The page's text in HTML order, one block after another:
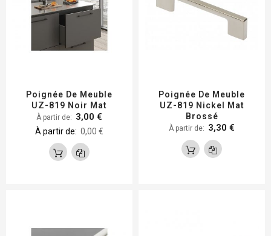
Poignée De Meuble
UZ-819 Noir Mat
À partir de 3,00 €
À partir de 0,00 €
Poignée De Meuble
UZ-819 Nickel Mat
Brossé
À partir de 3,30 €